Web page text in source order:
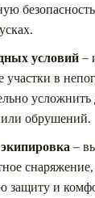
условий–
участки в
обрушений.
–
защиту и